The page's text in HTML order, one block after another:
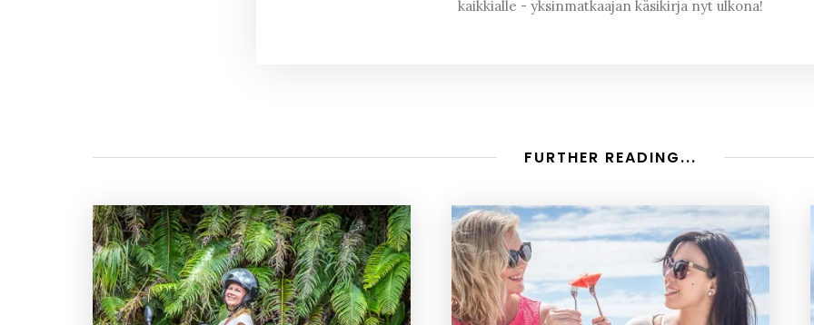
kaikkialle - yksinmatkaajan käsikirja nyt ulkona!
FURTHER READING...